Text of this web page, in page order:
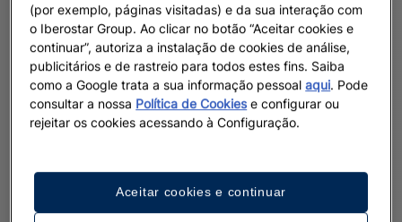
(por exemplo, páginas visitadas) e da sua interação com
o Iberostar Group. Ao clicar no botão “Aceitar cookies e
continuar”, autoriza a instalação de cookies de análise,
publicitários e de rastreio para todos estes fins. Saiba
como a Google trata a sua informação pessoalaqui. Pode
consultar a nossa Política de Cookiese configurar ou
rejeitar os cookies acessando à Configuração.
Aceitar cookies e continuar